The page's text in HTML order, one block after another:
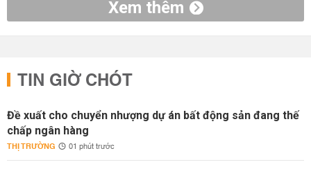
Xem thêm
TIN GIỜ CHÓT
Đề xuất cho chuyển nhượng dự án bất động sản đang thế
chấp ngân hàng
THỊ TRƯỜNG 01 phút trước